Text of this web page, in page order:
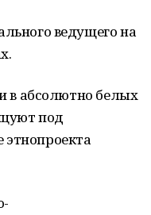
ведущего на
в абсолютно белых
под